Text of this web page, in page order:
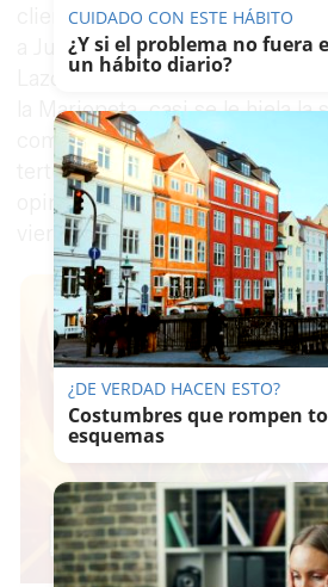
clientes del local hicieron
a Juan Manuel Benito, titiritero
Lazotea y socio de Unima,
la Marioneta, casi se le hiela la
comentarios: “Se ha
tertulia y cuando escuchas a la
opinar parece que lincharían a
vieran”.
CUIDADO CON ESTE HÁBITO
¿Y si el problema no fuera
un hábito diario?
¿DE VERDAD HACEN ESTO?
Costumbres que rompen
esquemas